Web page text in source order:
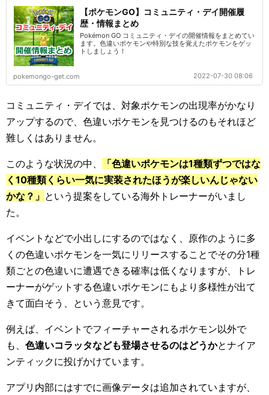
【ポケモンGO】コミュニティ・デイ開催履
歴・情報まとめ
Pokémon GO コミュニティ・デイの開催情報をまとめてい
ます。色違いポケモンや特別な技を覚えたポケモンをゲッ
トしましょう！
pokemongo-get.com 2022-07-30 08:06
コミュニティ・デイでは、対象ポケモンの出現率がかなり
アップするので、色違いポケモンを見つけるのもそれほど
難しくはありません。
このような状況の中、
「色違いポケモンは1種類ずつではな
く10種類くらい一気に実装されたほうが楽しいんじゃない
かな？」 という提案をしている海外トレーナーがいまし
た。
イベントなどで小出しにするのではなく、原作のように多
くの色違いポケモンを一気にリリースすることでその分1種
類ごとの色違いに遭遇できる確率は低くなりますが、トレ
ーナーがゲットする色違いポケモンにもより多様性が出て
きて面白そう、という意見です。
例えば、イベントでフィーチャーされるポケモン以外で
も、 色違いコラッタなども登場させるのはどうかとナイア
ンティックに投げかけています。
アプリ内部にはすでに画像データは追加されていますが、